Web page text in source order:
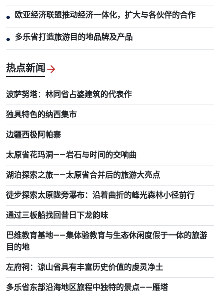
● 欧亚经济联盟推动经济一体化，扩大与各伙伴的合作
● 多乐省打造旅游目的地品牌及产品
热点新闻
波萨努塔：林同省占婆建筑的代表作
独具特色的纳西集市
边疆西极阿帕寨
太原省花玛洞——岩石与时间的交响曲
湖泊探索之旅——太原省合并后的旅游大亮点
徒步探索太原陇旁瀑布：沿着曲折的峰光森林小径前行
通过三板船找回昔日下龙韵味
巴维教育基地——集体验教育与生态休闲度假于一体的旅游
目的地
左府祠：谅山省具有丰富历史价值的虔灵净土
多乐省东部沿海地区旅程中独特的景点——雁塔